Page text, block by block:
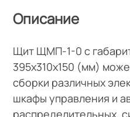
Описание
Щит ЩМП-1-0 с
395х310х150 (мм)
сборки различных
шкафы управления и
распределительных,